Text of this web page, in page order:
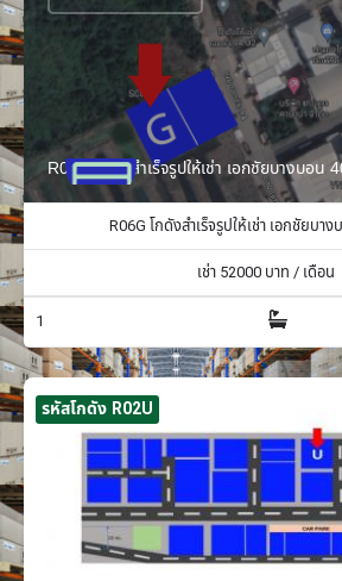
R06G โกดังสำเร็จรูปให้เช่า เอกชัยบางบอน
R06G โกดังสำเร็จรูปให้เช่า เอกชัยบา
เช่า 52000 บาท / เดือน
1
รหัสโกดัง R02U